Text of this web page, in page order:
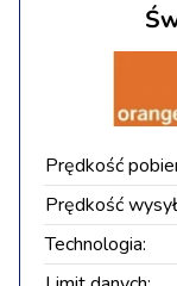
Prędkość
Prędkość
Technologia: